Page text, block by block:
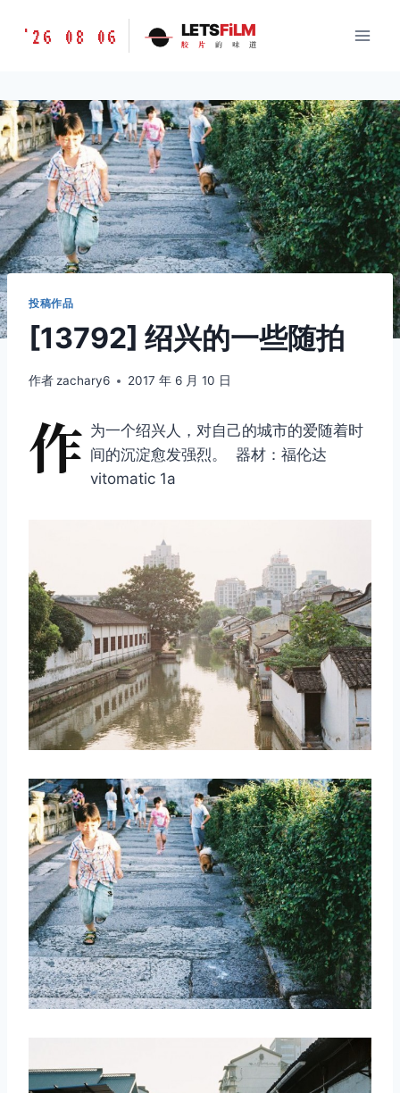
胶
味
道
LETSFILM
'26 08 06 LETSFiLM
胶 片 的 味 道
投稿作品
[13792] 绍兴的一些随拍
作者 zachary6 2017 年 6 月 10 日
作 为一个绍兴人，对自己的城市的爱随着时
间的沉淀愈发强烈。 器材：福伦达
vitomatic 1a